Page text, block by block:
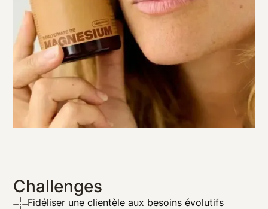
Challenges
Fidéliser une clientèle aux besoins évolutifs